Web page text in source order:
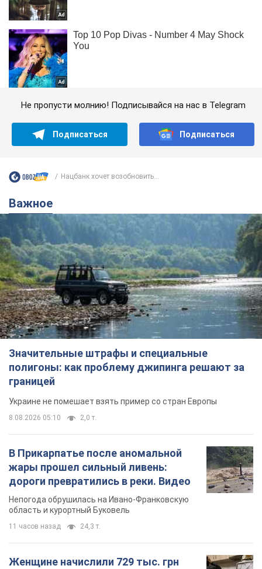
Не пропусти молнию! Подписывайся на нас в Telegram
Подписаться Подписаться
Нацбанк хочет возобновить...
Важное
Значительные штрафы и специальные
полигоны: как проблему джипинга решают за
границей
Украине не помешает взять пример со стран Европы
8.08.2026 05:10 2,0 т.
В Прикарпатье после аномальной
жары прошел сильный ливень:
дороги превратились в реки. Видео
Непогода обрушилась на Ивано-Франковскую
область и курортный Буковель
11 часов назад 24,3 т.
Женщине начислили 729 тыс. грн